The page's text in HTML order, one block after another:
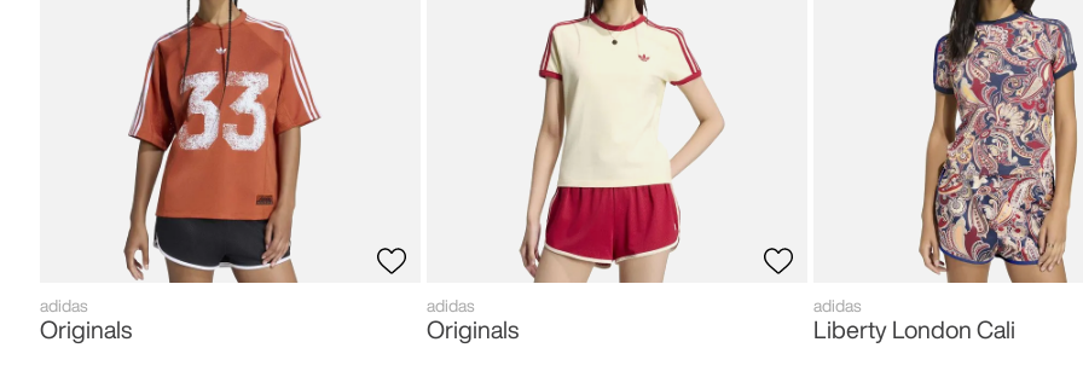
adidas
Originals
adidas
Originals
adidas
Liberty London Cali